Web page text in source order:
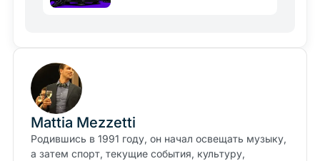
Mattia Mezzetti
Родившись в 1991 году, он начал освещать музыку,
а затем спорт, текущие события, культуру,